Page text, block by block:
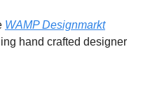
WAMP Designmarkt
hand crafted designer